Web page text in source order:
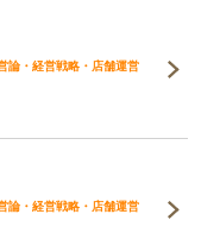
論・経営戦略・店舗運営
論・経営戦略・店舗運営